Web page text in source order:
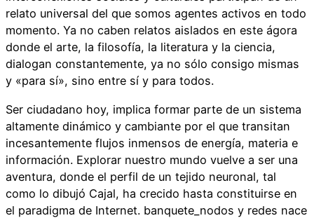
relato universal del que somos agentes activos en todo
momento. Ya no caben relatos aislados en este ágora
donde el arte, la filosofía, la literatura y la ciencia,
dialogan constantemente, ya no sólo consigo mismas
y «para sí», sino entre sí y para todos.
Ser ciudadano hoy, implica formar parte de un sistema
altamente dinámico y cambiante por el que transitan
incesantemente flujos inmensos de energía, materia e
información. Explorar nuestro mundo vuelve a ser una
aventura, donde el perfil de un tejido neuronal, tal
como lo dibujó Cajal, ha crecido hasta constituirse en
el paradigma de Internet. banquete_nodos y redes nace